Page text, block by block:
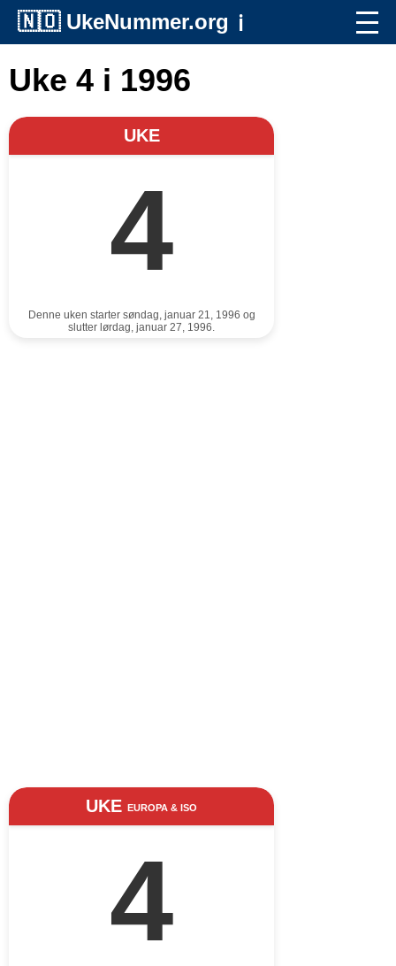
🇳🇴 UkeNummer.org ℹ️
Uke 4 i 1996
UKE
4
Denne uken starter søndag, januar 21, 1996 og
slutter lørdag, januar 27, 1996.
UKE EUROPA & ISO
4